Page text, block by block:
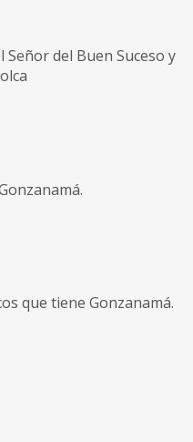
del Buen Suceso y
que tiene Gonzanamá.